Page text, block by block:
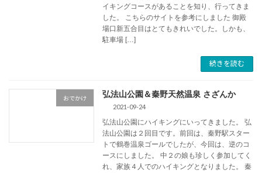
イキングコースがあることを知り、行ってきま
した。 こちらのサイトを参考にしました 御殿
場口新五合目はとてもきれいでした。しかも、
駐車場 […]
続きを読む
おでかけ 弘法山公園＆秦野天然温泉 さざんか
2021-09-24
弘法山公園にハイキングにいってきました。 弘
法山公園は２回目です。前回は、秦野駅スター
トで鶴巻温泉ゴールでしたが、今回は、逆のコ
ースにしました。 中２の娘も珍しく参加してく
れ、家族４人でのハイキングとなりました。 秦